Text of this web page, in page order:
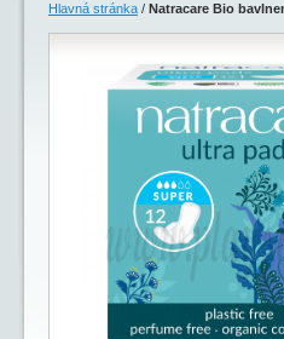
Hlavná stránka / Natracare Bio